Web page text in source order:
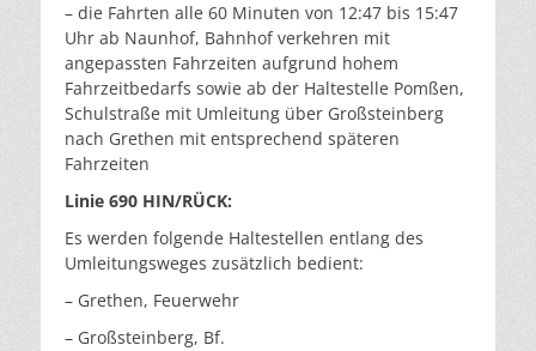
– die Fahrten alle 60 Minuten von 12:47 bis 15:47
Uhr ab Naunhof, Bahnhof verkehren mit
angepassten Fahrzeiten aufgrund hohem
Fahrzeitbedarfs sowie ab der Haltestelle Pomßen,
Schulstraße mit Umleitung über Großsteinberg
nach Grethen mit entsprechend späteren
Fahrzeiten
Linie 690 HIN/RÜCK:
Es werden folgende Haltestellen entlang des
Umleitungsweges zusätzlich bedient:
– Grethen, Feuerwehr
– Großsteinberg, Bf.